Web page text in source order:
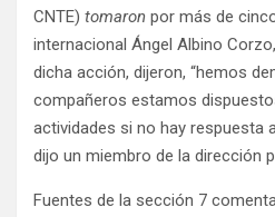
CNTE) tomaron por más de
internacional Ángel Albino
dicha acción, dijeron, “hemos
compañeros estamos
actividades si no hay respuesta
dijo un miembro de la dirección
Fuentes de la sección 7